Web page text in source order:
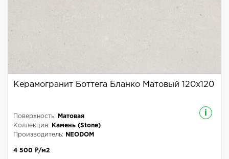
Керамогранит Боттега Бланко Матовый 120x120
i
Поверхность:
Матовая
Коллекция:
Камень (Stone)
Производитель:
NEODOM
4 500 ₽/м2